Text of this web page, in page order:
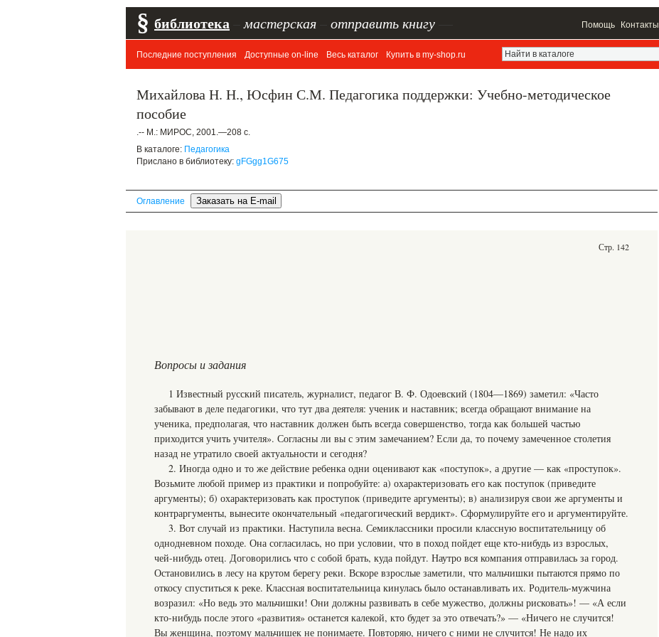
§ библиотека мастерская отправить книгу Помощь Контакты
Последние поступления Доступные on-line Весь каталог Купить в my-shop.ru
Михайлова Н. Н., Юсфин С.М. Педагогика поддержки: Учебно-методическое
пособие
.-- М.: МИРОС, 2001.—208 с.
В каталоге: Педагогика
Прислано в библиотеку: gFGgg1G675
Оглавление
Стр. 142
Вопросы и задания
1 Известный русский писатель, журналист, педагог В. Ф. Одоевский (1804—1869) заметил: «Часто
забывают в деле педагогики, что тут два деятеля: ученик и наставник; всегда обращают внимание на
ученика, предполагая, что наставник должен быть всегда совершенство, тогда как большей частью
приходится учить учителя». Согласны ли вы с этим замечанием? Если да, то почему замеченное столетия
назад не утратило своей актуальности и сегодня?
2. Иногда одно и то же действие ребенка одни оценивают как «поступок», а другие — как «проступок».
Возьмите любой пример из практики и попробуйте: а) охарактеризовать его как поступок (приведите
аргументы); б) охарактеризовать как проступок (приведите аргументы); в) анализируя свои же аргументы и
контраргументы, вынесите окончательный «педагогический вердикт». Сформулируйте его и аргументируйте.
3. Вот случай из практики. Наступила весна. Семиклассники просили классную воспитательницу об
однодневном походе. Она согласилась, но при условии, что в поход пойдет еще кто-нибудь из взрослых,
чей-нибудь отец. Договорились что с собой брать, куда пойдут. Наутро вся компания отправилась за город.
Остановились в лесу на крутом берегу реки. Вскоре взрослые заметили, что мальчишки пытаются прямо по
откосу спуститься к реке. Классная воспитательница кинулась было останавливать их. Родитель-мужчина
возразил: «Но ведь это мальчишки! Они должны развивать в себе мужество, должны рисковать»! — «А если
кто-нибудь после этого «развития» останется калекой, кто будет за это отвечать?» — «Ничего не случится!
Вы женщина, поэтому мальчишек не понимаете. Повторяю, ничего с ними не случится! Не надо их